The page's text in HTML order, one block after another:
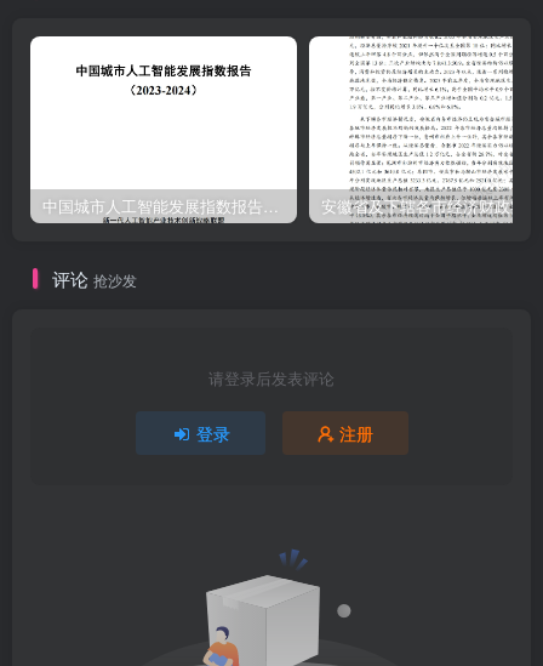
评论 抢沙发
请登录后发表评论
登录 注册